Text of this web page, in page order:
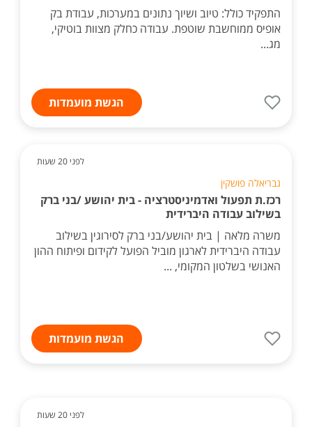
התפקיד כולל: טיוב ושיוך נתונים במערכות, עבודת בק
אופיס ממוחשבת שוטפת. עבודה כחלק מצוות בוטיקי,
מג...
הגשת מועמדות
לפני 20 שעות
גבריאלה פושקין
רכז.ת תפעול ואדמיניסטרציה - בית יהושע /בני ברק
בשילוב עבודה היברידית
משרה מלאה | בית יהושע/בני ברק לסירוגין בשילוב
עבודה היברידית לארגון מוביל הפועל לקידום ופיתוח ההון
האנושי בשלטון המקומי, ...
הגשת מועמדות
לפני 20 שעות